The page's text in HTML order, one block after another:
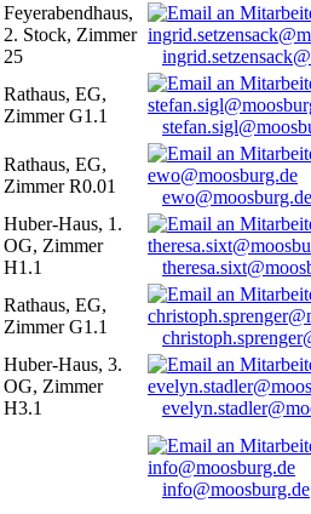
Feyerabendhaus,
2. Stock, Zimmer
25
Rathaus, EG,
Zimmer G1.1
Rathaus, EG,
Zimmer R0.01
ewo@moosburg.de
Huber-Haus, 1.
OG, Zimmer
H1.1
Rathaus, EG,
Zimmer G1.1
Huber-Haus, 3.
OG, Zimmer
H3.1
info@moosburg.de